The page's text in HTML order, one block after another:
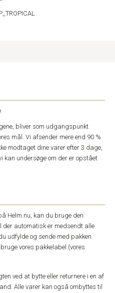
bliver som udgangspunkt
mål. Vi afsender mere end 90 %
modtaget dine varer efter 3 dage,
kan undersøge om der er opstået
Helm.nu, kan du bruge den
automatisk er medsendt alle
udfylde og sende med pakken
vores pakkelabel (vores
ved at bytte eller returnere i en af
Alle varer kan også ombyttes til